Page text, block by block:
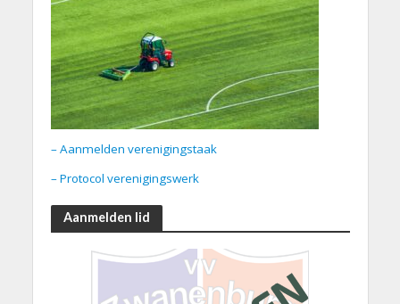
– Aanmelden verenigingstaak
– Protocol verenigingswerk
Aanmelden lid